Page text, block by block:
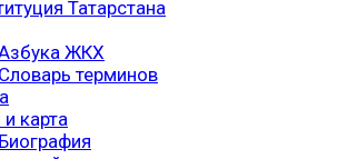
Татарстана
ЖКХ
Словарь терминов
карта
Биография